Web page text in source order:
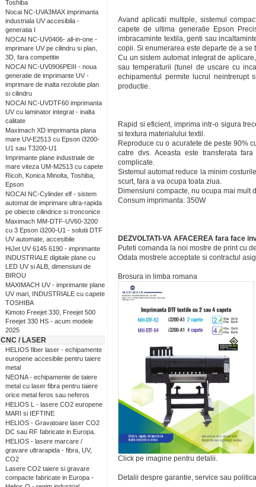
Toshiba
Nocai NC-UVA3MAX imprimanta
industriala UV accesibila -
generatia I
NOCAI NC-UV0406- all-in-one -
imprimare UV pe cilindru si plan,
3D, fara competitie
NOCAI NC-UV0906PEIII - noua
generatie de imprimante UV -
imprimare de inalta rezolutie plan
si cilindru
NOCAI NC-UVDTF60 imprimanta
UV cu laminator integrat - inalta
calitate
Maximach XD imprimanta plana
mare UV-E2513 cu Epson i3200-
U1 sau T3200-U1
Imprimante plane industriale de
mare viteza UM-M2513 cu capete
Ricoh, Konica Minolta, Toshiba,
Epson
NOCAI NC-Cylinder elf - sistem
automat de imprimare ultra-rapida
pe obiecte cilindrice si tronconice
Maximach MM-DTF-UV60-3200
cu 3 Epson i3200-U1 - solutii DTF
UV automate, accesibile
HiJet UV 6145 6190 - imprimante
INDUSTRIALE digitale plane cu
LED UV si ALB, dimensiuni de
BIROU
MAXIMACH UV - imprimante plane
UV mari, INDUSTRIALE cu capete
TOSHIBA
Kimoto Freejet 330, Freejet 500
Freejet 330 HS - acum modele
2025
CNC / LASER
HELIOS fiber laser - echipamente
europene accesibile pentru taiere
metal
NEONA - echipamente de taiere
metal cu laser fibra pentru taiere
orice metal feros sau neferos
HELIOS L - lasere CO2 europene
MARI si IEFTINE
HELIOS - Gravatoare laser CO2
DC sau RF fabricate in Europa.
HELIOS - lasere marcare /
gravare ultrarapida - fibra, UV,
CO2
Lasere CO2 taiere si gravare
compacte fabricate in Europa -
Avand aplicatii multiple, sistemul
capete de ultima generatie Epson
imbracaminte textila, genti sau
copii. Si enumerarea este departe de a se
Cu un sistem automat integrat de
sau temperaturii (tunel de uscare cu
echipamentul permite lucrul neintrerupt
productie.
Rapid si eficient, imprima intr-o sigura
si textura materialului textil.
Reproduce cu o acuratete de peste 90%
catre dvs. Aceasta este transferata
complicate.
Sistemul automat reduce la minim
scurt, fara a va ocupa toata ziua.
Dimensiuni compacte, nu ocupa mai mult
Consum imprimanta: 350W
DEZVOLTATI-VA AFACEREA fara face
Puteti comanda la noi mostre de print cu
Odata mostrele acceptate si contractul
Brosura in limba romana
Click pe imagine pentru detalii.
Detalii despre garantie, service sau